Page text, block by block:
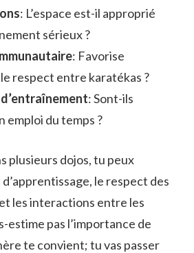
: L’espace est-il approprié
sérieux ?
: Favorise
respect entre karatékas ?
: Sont-ils
emploi du temps ?
plusieurs dojos, tu peux
le respect des
les interactions entre les
estime pas l’importance de
te convient; tu vas passer